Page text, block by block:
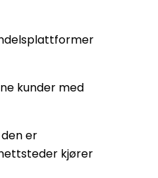
kunder med
er
kjører